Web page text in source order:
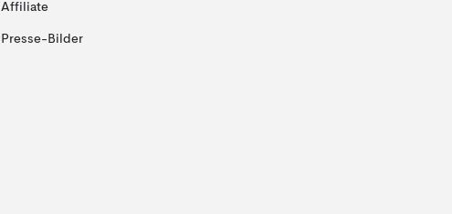
Affiliate
Presse-Bilder